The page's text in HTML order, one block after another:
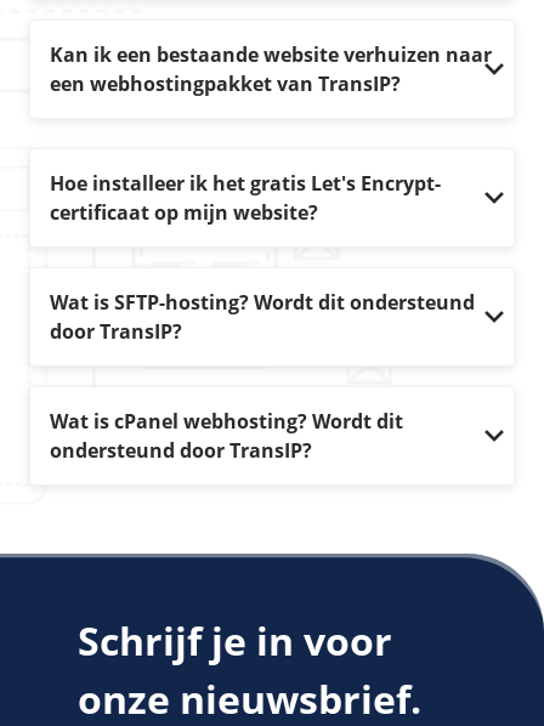
Kan ik een bestaande website verhuizen naar
een webhostingpakket van TransIP?
Hoe installeer ik het gratis Let's Encrypt-
certificaat op mijn website?
Wat is SFTP-hosting? Wordt dit ondersteund
door TransIP?
Wat is cPanel webhosting? Wordt dit
ondersteund door TransIP?
Schrijf je in voor
onze nieuwsbrief.